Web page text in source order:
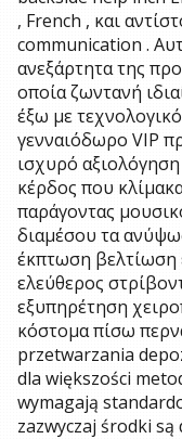
, French , και
communication .
ανεξάρτητα της
οποία ζωντανή
έξω με
γενναιόδωρο VIP
ισχυρό
κέρδος που
παράγοντας
διαμέσου τα
έκπτωση βελτίωση
ελεύθερος
εξυπηρέτηση
κόστομα πίσω
przetwarzania
dla większości
wymagają
zazwyczaj środki